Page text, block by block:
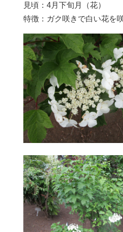
見頃：4月下旬月（花）
特徴：ガク咲きで白い花を